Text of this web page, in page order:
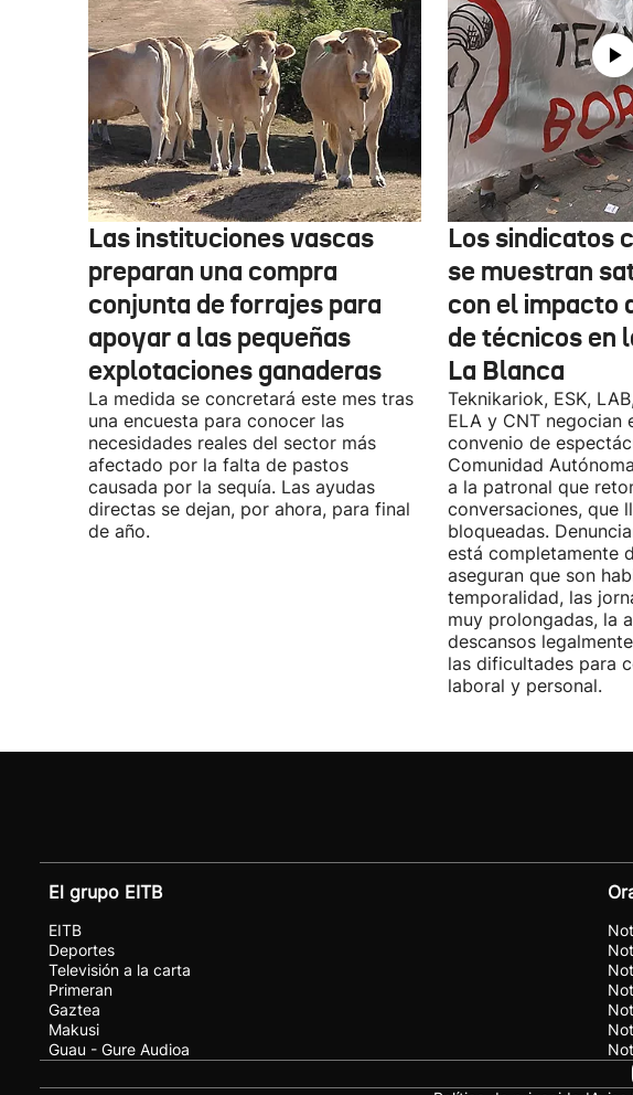
Las instituciones vascas
preparan una compra
conjunta de forrajes para
apoyar a las pequeñas
explotaciones ganaderas
La medida se concretará este mes tras
una encuesta para conocer las
necesidades reales del sector más
afectado por la falta de pastos
causada por la sequía. Las ayudas
directas se dejan, por ahora, para final
de año.
Los sindicatos
se muestran
con el impacto
de técnicos en
La Blanca
Teknikariok, ESK,
ELA y CNT negocian
convenio de
Comunidad
a la patronal que
conversaciones, que
bloqueadas.
está completamente
aseguran que son
temporalidad, las
muy prolongadas, la
descansos
las dificultades para
laboral y personal.
El grupo EITB
EITB
Deportes
Televisión a la carta
Primeran
Gaztea
Makusi
Guau - Gure Audioa